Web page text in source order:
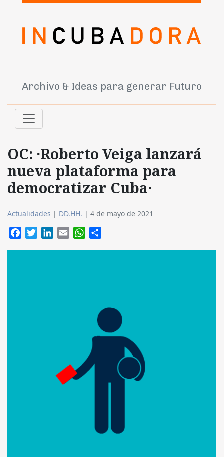
Archivo & Ideas para generar Futuro
OC: ·Roberto Veiga lanzará
nueva plataforma para
democratizar Cuba·
Actualidades | DD.HH. | 4 de mayo de 2021
FacebookTwitterLinkedIn
Email WhatsApp